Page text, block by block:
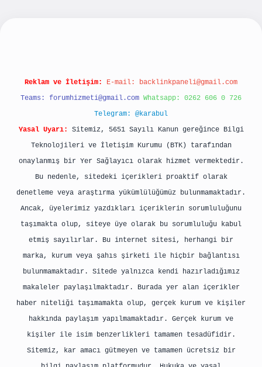
Reklam ve İletişim: E-mail: backlinkpaneli@gmail.com
Teams: forumhizmeti@gmail.com Whatsapp: 0262 606 0 726
Telegram: @karabul
Yasal Uyarı:
Sitemiz, 5651 Sayılı Kanun gereğince Bilgi
Teknolojileri ve İletişim Kurumu (BTK) tarafından
onaylanmış bir Yer Sağlayıcı olarak hizmet vermektedir.
Bu nedenle, sitedeki içerikleri proaktif olarak
denetleme veya araştırma yükümlülüğümüz bulunmamaktadır.
Ancak, üyelerimiz yazdıkları içeriklerin sorumluluğunu
taşımakta olup, siteye üye olarak bu sorumluluğu kabul
etmiş sayılırlar. Bu internet sitesi, herhangi bir
marka, kurum veya şahıs şirketi ile hiçbir bağlantısı
bulunmamaktadır. Sitede yalnızca kendi hazırladığımız
makaleler paylaşılmaktadır. Burada yer alan içerikler
haber niteliği taşımamakta olup, gerçek kurum ve kişiler
hakkında paylaşım yapılmamaktadır. Gerçek kurum ve
kişiler ile isim benzerlikleri tamamen tesadüfidir.
Sitemiz, kar amacı gütmeyen ve tamamen ücretsiz bir